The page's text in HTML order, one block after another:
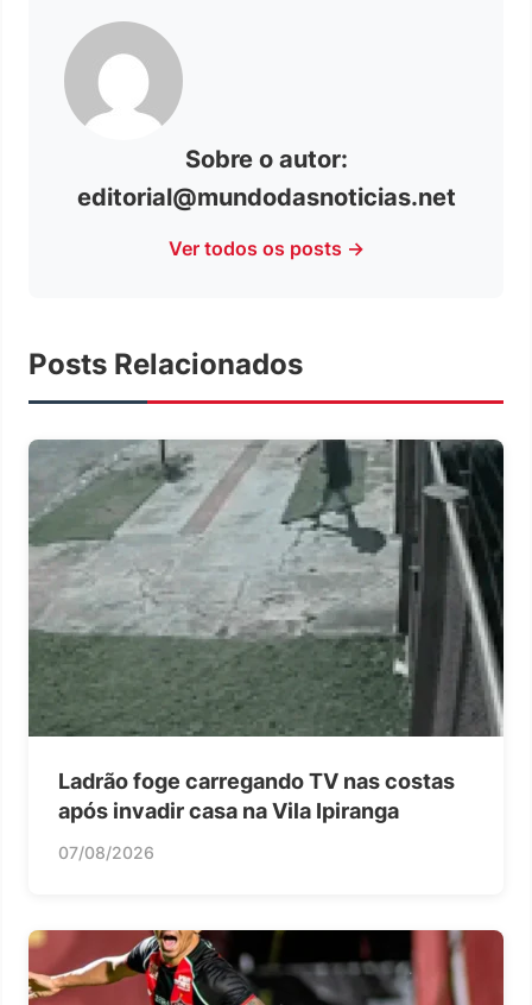
Sobre o autor:
editorial@mundodasnoticias.net
Ver todos os posts →
Posts Relacionados
Ladrão foge carregando TV nas costas
após invadir casa na Vila Ipiranga
07/08/2026